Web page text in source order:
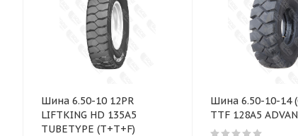
Шина 6.50-10 12PR
LIFTKING HD 135A5
TUBETYPE (T+T+F)
Шина 6.50-10-14
TTF 128A5